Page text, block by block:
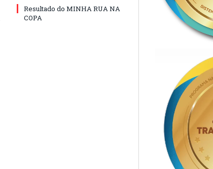
Resultado do MINHA RUA NA
COPA